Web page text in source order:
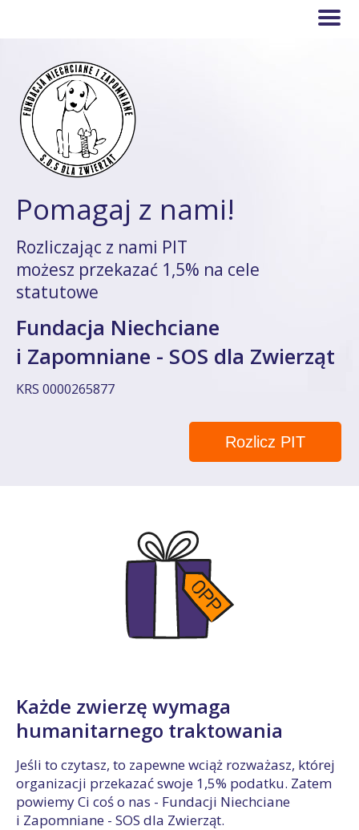
Pomagaj z nami!
Rozliczając z nami PIT
możesz przekazać 1,5% na cele
statutowe
Fundacja Niechciane
i Zapomniane - SOS dla Zwierząt
KRS 0000265877
Rozlicz PIT
Każde zwierzę wymaga
humanitarnego traktowania
Jeśli to czytasz, to zapewne wciąż rozważasz, której
organizacji przekazać swoje 1,5% podatku. Zatem
powiemy Ci coś o nas - Fundacji Niechciane
i Zapomniane - SOS dla Zwierząt.